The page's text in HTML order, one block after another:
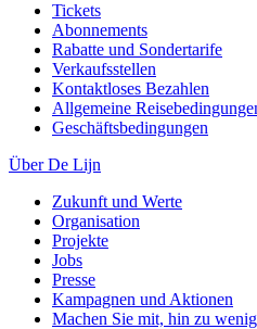
Tickets
Abonnements
Rabatte und Sondertarife
Verkaufsstellen
Kontaktloses Bezahlen
Allgemeine
Geschäftsbedingungen
Über De Lijn
Zukunft und Werte
Organisation
Projekte
Jobs
Presse
Kampagnen und Aktionen
Machen Sie mit, hin zu